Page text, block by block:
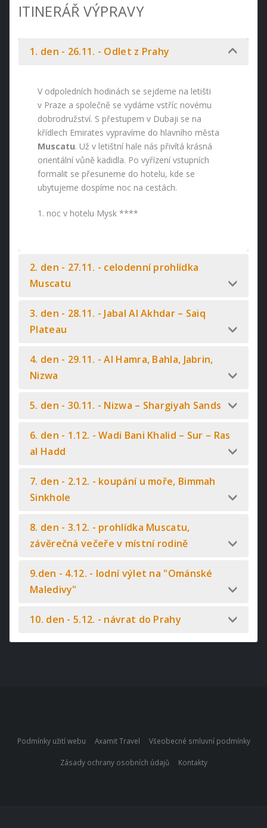
ITINERÁŘ VÝPRAVY
1. den - 26.11. - Odlet z Prahy
V odpoledních hodinách se sejdeme na letišti
v Praze a společně se vydáme vstříc novému
dobrodružství. S přestupem v Dubaji se na
křídlech Emirates vypravíme do hlavního města
Muscatu. Už v letištní hale nás přivítá krásná
orientální vůně kadidla. Po vyřízení vstupních
formalit se přesuneme do hotelu, kde se
ubytujeme dospíme noc na cestách.
1. noc v hotelu Mysk ****
2. den - 27.11. - celodenní prohlídka
Muscatu
3. den - 28.11. - Jabal Al Akhdar – Saiq
Plateau
4. den - 29.11. - Al Hamra, Bahla, Jabrin,
Nizwa
5. den - 30.11. - Nizwa – Shargiyah Sands
6. den - 1.12. - Wadi Bani Khalid – Sur – Ras
al Hadd
7. den - 2.12. - koupání u moře, Bimmah
Sinkhole
8. den - 3.12. - prohlídka Muscatu,
závěrečná večeře v místní rodině
9.den - 4.12. - lodní výlet na "Ománské
Maledivy"
10. den - 5.12. - návrat do Prahy
Podmínky užití webu Axamit Travel Všeobecné smluvní podmínky
Zásady ochrany osobních údajů Kontakty